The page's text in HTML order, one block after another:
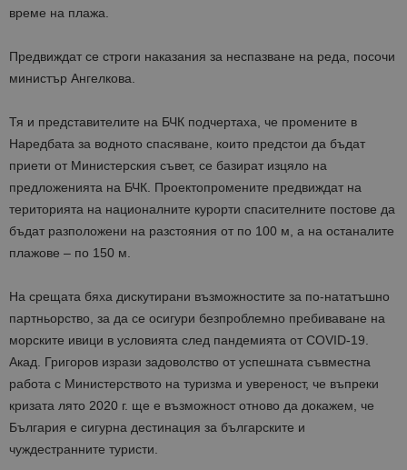
време на плажа.
Предвиждат се строги наказания за неспазване на реда, посочи
министър Ангелкова.
Тя и представителите на БЧК подчертаха, че промените в
Наредбата за водното спасяване, които предстои да бъдат
приети от Министерския съвет, се базират изцяло на
предложенията на БЧК. Проектопромените предвиждат на
територията на националните курорти спасителните постове да
бъдат разположени на разстояния от по 100 м, а на останалите
плажове – по 150 м.
На срещата бяха дискутирани възможностите за по-нататъшно
партньорство, за да се осигури безпроблемно пребиваване на
морските ивици в условията след пандемията от COVID-19.
Акад. Григоров изрази задоволство от успешната съвместна
работа с Министерството на туризма и увереност, че въпреки
кризата лято 2020 г. ще е възможност отново да докажем, че
България е сигурна дестинация за българските и
чуждестранните туристи.